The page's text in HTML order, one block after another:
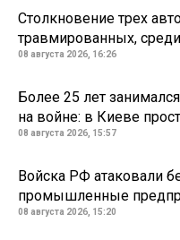
Столкновение трех
травмированных,
08 августа 2026, 16:26
Более 25 лет
на войне: в Киеве
08 августа 2026, 15:57
Войска РФ атаковали
промышленные
08 августа 2026, 15:20